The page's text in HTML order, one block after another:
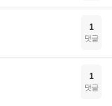
1
댓글
1
댓글